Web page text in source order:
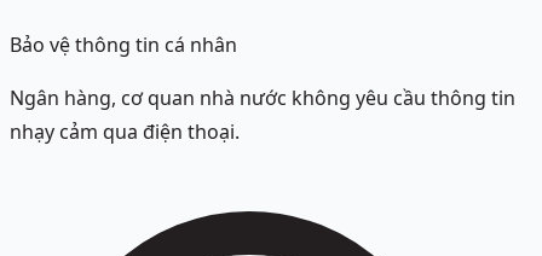
Bảo vệ thông tin cá nhân
Ngân hàng, cơ quan nhà nước không yêu cầu thông tin
nhạy cảm qua điện thoại.